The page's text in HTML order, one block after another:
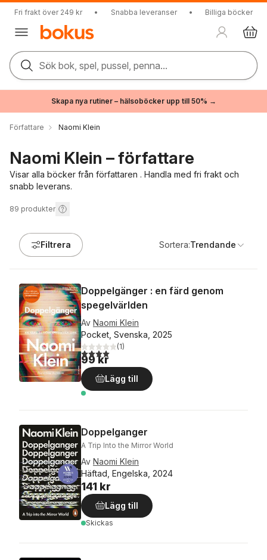
Fri frakt över 249 kr • Snabba leveranser • Billiga böcker
Sök bok, spel, pussel, penna...
Skapa nya rutiner – hälsoböcker upp till 50% →
Författare Naomi Klein
Naomi Klein – författare
Visar alla böcker från författaren . Handla med fri frakt och
snabb leverans.
89 produkter
Filtrera Sortera:Trendande
Doppelgänger : en färd genom
spegelvärlden
Av Naomi Klein
Pocket, Svenska, 2025
4,0utav 5 stjärnor. Totalt antal röster:
(1)
99 kr
Lägg till
Doppelganger
A Trip Into the Mirror World
Av Naomi Klein
Häftad, Engelska, 2024
141 kr
Lägg till
Skickas